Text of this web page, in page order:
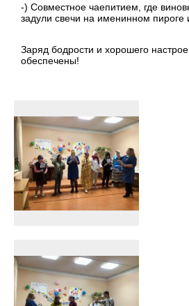
-) Совместное чаепитием, где
задули свечи на именинном пироге
Заряд бодрости и хорошего
обеспечены!